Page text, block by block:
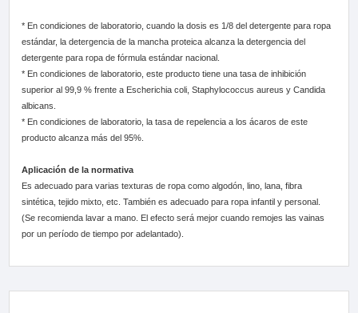
* En condiciones de laboratorio, cuando la dosis es 1/8 del detergente para ropa
estándar, la detergencia de la mancha proteica alcanza la detergencia del
detergente para ropa de fórmula estándar nacional.
* En condiciones de laboratorio, este producto tiene una tasa de inhibición
superior al 99,9 % frente a Escherichia coli, Staphylococcus aureus y Candida
albicans.
* En condiciones de laboratorio, la tasa de repelencia a los ácaros de este
producto alcanza más del 95%.
Aplicación de la normativa
Es adecuado para varias texturas de ropa como algodón, lino, lana, fibra
sintética, tejido mixto, etc. También es adecuado para ropa infantil y personal.
(Se recomienda lavar a mano. El efecto será mejor cuando remojes las vainas
por un período de tiempo por adelantado).